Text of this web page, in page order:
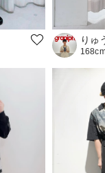
りゅ